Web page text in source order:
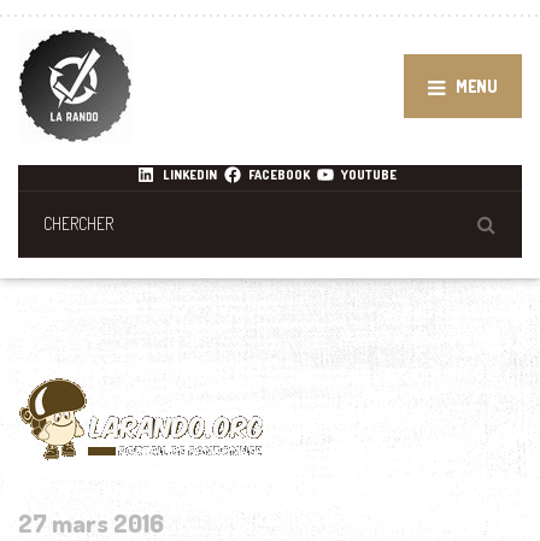
MENU
LINKEDIN FACEBOOK YOUTUBE
27 mars 2016